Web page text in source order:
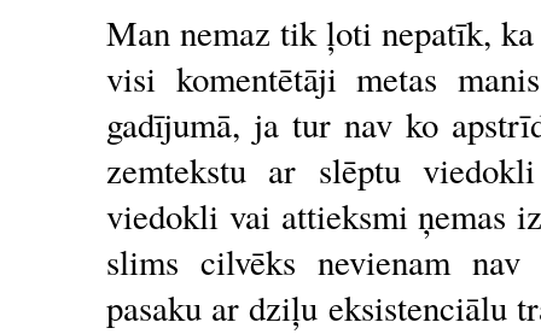
Man nemaz tik ļoti nepatīk,
visi komentētāji metas
gadījumā, ja tur nav ko
zemtekstu ar slēptu
viedokli vai attieksmi ņemas
slims cilvēks nevienam
pasaku ar dziļu eksistenciālu